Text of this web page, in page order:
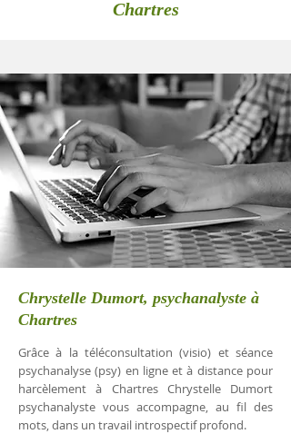
Chartres
Chrystelle Dumort, psychanalyste à
Chartres
Grâce à la téléconsultation (visio) et séance
psychanalyse (psy) en ligne et à distance pour
harcèlement à Chartres Chrystelle Dumort
psychanalyste vous accompagne, au fil des
mots, dans un travail introspectif profond.